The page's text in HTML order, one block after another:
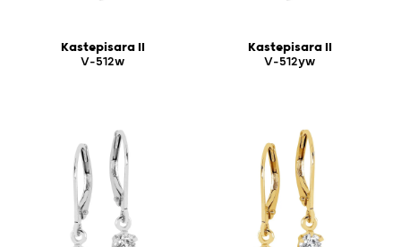
Kastepisara II
V-512w
Kastepisara II
V-512yw